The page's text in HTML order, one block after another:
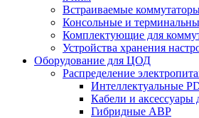
Встраиваемые
Консольные и
Комплектующие для
Устройства хранения
Оборудование для ЦОД
Распределение
Интеллектуальные
Кабели и аксессуары
Гибридные АВР